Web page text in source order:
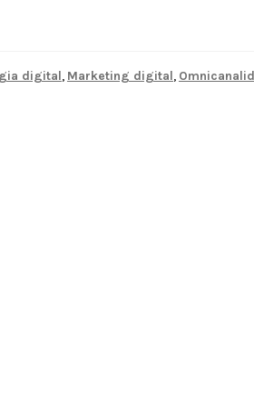
digital, Marketing digital,